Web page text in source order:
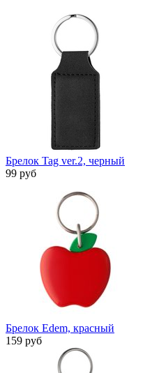
Брелок Tag ver.2, черный
99 руб
Брелок Edem, красный
159 руб